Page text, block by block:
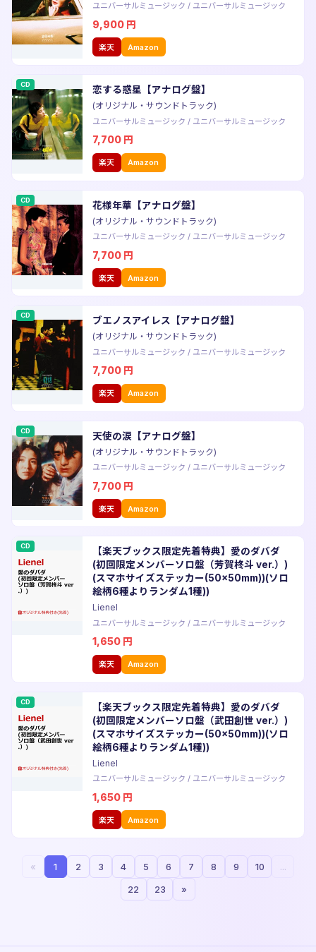
ユニバーサルミュージック / ユニバーサルミュージック
9,900 円
楽天 Amazon
CD 恋する惑星【アナログ盤】
(オリジナル・サウンドトラック)
ユニバーサルミュージック / ユニバーサルミュージック
7,700 円
楽天 Amazon
CD 花様年華【アナログ盤】
(オリジナル・サウンドトラック)
ユニバーサルミュージック / ユニバーサルミュージック
7,700 円
楽天 Amazon
CD ブエノスアイレス【アナログ盤】
(オリジナル・サウンドトラック)
ユニバーサルミュージック / ユニバーサルミュージック
7,700 円
楽天 Amazon
CD 天使の涙【アナログ盤】
(オリジナル・サウンドトラック)
ユニバーサルミュージック / ユニバーサルミュージック
7,700 円
楽天 Amazon
CD
【楽天ブックス限定先着特典】愛のダバダ
(初回限定メンバーソロ盤（芳賀柊斗 ver.）)
(スマホサイズステッカー(50×50mm))(ソロ
絵柄6種よりランダム1種))
Lienel
ユニバーサルミュージック / ユニバーサルミュージック
1,650 円
楽天 Amazon
CD
【楽天ブックス限定先着特典】愛のダバダ
(初回限定メンバーソロ盤（武田創世 ver.）)
(スマホサイズステッカー(50×50mm))(ソロ
絵柄6種よりランダム1種))
Lienel
ユニバーサルミュージック / ユニバーサルミュージック
1,650 円
楽天 Amazon
« 1 2 3 4 5 6 7 8 9 10 ...
22 23 »